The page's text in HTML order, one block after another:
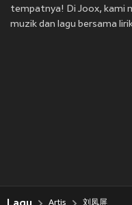
tempatnya! Di Joox, kami
muzik dan lagu bersama
Artis 刘凤屏